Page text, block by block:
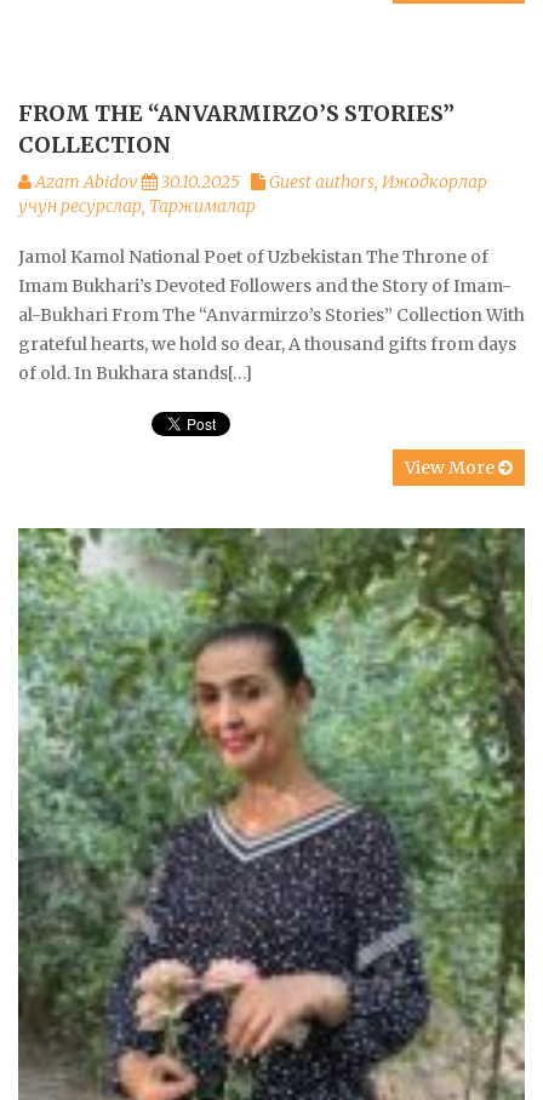
FROM THE “ANVARMIRZO’S STORIES”
COLLECTION
Azam Abidov 30.10.2025 Guest authors, Ижодкорлар
учун ресурслар, Таржималар
Jamol Kamol National Poet of Uzbekistan The Throne of
Imam Bukhari’s Devoted Followers and the Story of Imam-
al-Bukhari From The “Anvarmirzo’s Stories” Collection With
grateful hearts, we hold so dear, A thousand gifts from days
of old. In Bukhara stands[…]
View More